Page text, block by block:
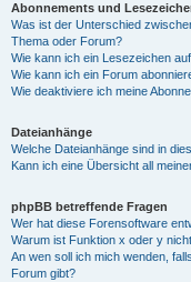
Abonnements und
Was ist der Unterschied
Thema oder Forum?
Wie kann ich ein Lesezeichen
Wie kann ich ein Forum
Wie deaktiviere ich meine
Dateianhänge
Welche Dateianhänge sind in
Kann ich eine Übersicht all
phpBB betreffende Fragen
Wer hat diese Forensoftware
Warum ist Funktion x oder y
An wen soll ich mich wenden,
Forum gibt?